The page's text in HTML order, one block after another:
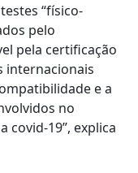
“físico-
pelo
pela certificação
internacionais
e a
no
covid-19”, explica